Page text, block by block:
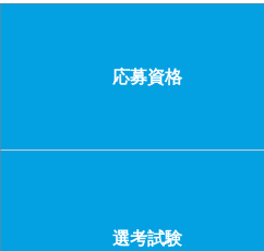
応募資格
選考試験